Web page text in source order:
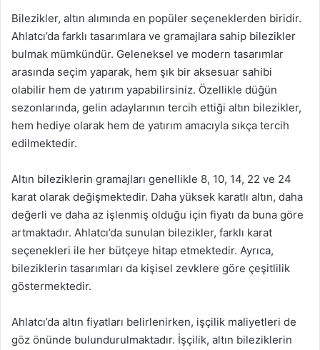
Bilezikler, altın alımında en popüler seçeneklerden biridir.
Ahlatcı’da farklı tasarımlara ve gramajlara sahip bilezikler
bulmak mümkündür. Geleneksel ve modern tasarımlar
arasında seçim yaparak, hem şık bir aksesuar sahibi
olabilir hem de yatırım yapabilirsiniz. Özellikle düğün
sezonlarında, gelin adaylarının tercih ettiği altın bilezikler,
hem hediye olarak hem de yatırım amacıyla sıkça tercih
edilmektedir.
Altın bileziklerin gramajları genellikle 8, 10, 14, 22 ve 24
karat olarak değişmektedir. Daha yüksek karatlı altın, daha
değerli ve daha az işlenmiş olduğu için fiyatı da buna göre
artmaktadır. Ahlatcı’da sunulan bilezikler, farklı karat
seçenekleri ile her bütçeye hitap etmektedir. Ayrıca,
bileziklerin tasarımları da kişisel zevklere göre çeşitlilik
göstermektedir.
Ahlatcı’da altın fiyatları belirlenirken, işçilik maliyetleri de
göz önünde bulundurulmaktadır. İşçilik, altın bileziklerin